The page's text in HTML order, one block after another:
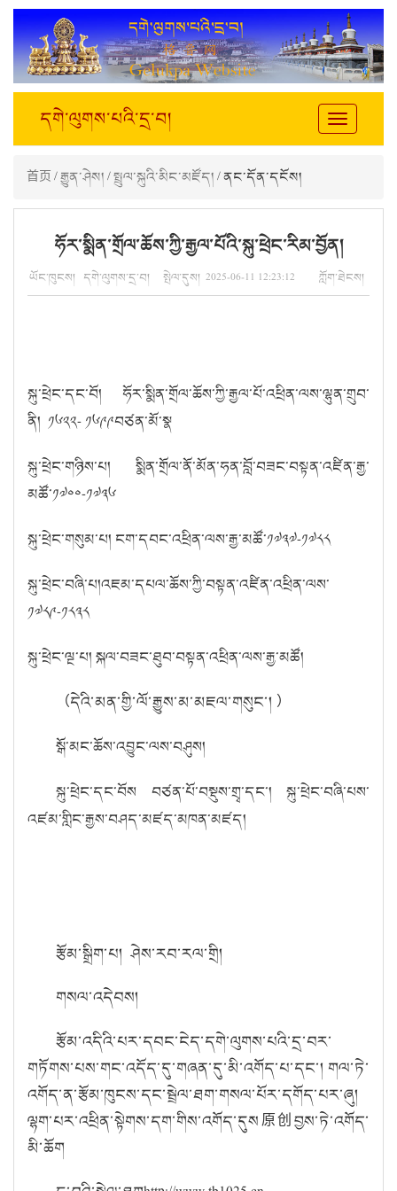
Toggle
navigation
དགེ་ལུགས་པའི་དྲ་བ།
首页/རྒྱུན་ཤེས།/སྤྲུལ་སྐུའི་མིང་མཛོད།/ ནང་དོན་དངོས།
ཧོར་སྨིན་གྲོལ་ཆོས་ཀྱི་རྒྱལ་པོའི་སྐུ་ཕྲེང་རིམ་བྱོན།
ཡོང་ཁུངས། དགེ་ལུགས་དྲ་བ། སྤེལ་དུས། 2025-06-11 12:23:12 ཀློག་ཐེངས།
སྐུ་ཕྲེང་དང་བོ། ཧོར་སྨིན་གྲོལ་ཆོས་ཀྱི་རྒྱལ་པོ་འཕྲིན་ལས་ལྷུན་གྲུབ་
ནི། ༡༦༢༢- ༡༦༩༩བཙན་མོ་སྣ
སྐུ་ཕྲེང་གཉིས་པ། སྨིན་གྲོལ་ནོ་མོན་ཧན་བློ་བཟང་བསྟན་འཛིན་རྒྱ་
མཚོ་༡༧༠༠-༡༧༣༦
སྐུ་ཕྲེང་གསུམ་པ། ངག་དབང་འཕྲིན་ལས་རྒྱ་མཚོ་༡༧༣༧-༡༧༨༨
སྐུ་ཕྲེང་བཞི་པ།འཇམ་དཔལ་ཆོས་ཀྱི་བསྟན་འཛིན་འཕྲིན་ལས་
༡༧༨༩-༡༨༣༨
སྐུ་ཕྲེང་ལྔ་པ། སྐལ་བཟང་ཐུབ་བསྟན་འཕྲིན་ལས་རྒྱ་མཚོ།
（དེའི་མན་གྱི་ལོ་རྒྱུས་མ་མཇལ་གསུང་། ）
སྒོ་མང་ཆོས་འབྱུང་ལས་བཤུས།
སྐུ་ཕྲེང་དང་བོས བཙན་པོ་བསྡུས་གྲྭ་དང་། སྐུ་ཕྲེང་བཞི་པས་
འཛམ་གླིང་རྒྱས་བཤད་མཛད་མཁན་མཛད།
རྩོམ་སྒྲིག་པ། ཤེས་རབ་རལ་གྲི།
གསལ་འདེབས།
རྩོམ་འདིའི་པར་དབང་ངེད་དགེ་ལུགས་པའི་དྲ་བར་
གཏོགས་པས་གང་འདོད་དུ་གཞན་དུ་མི་འགོད་པ་དང་། གལ་ཏེ་
འགོད་ན་རྩོམ་ཁུངས་དང་སྦྲེལ་ཐག་གསལ་པོར་དགོད་པར་ཞུ།
ལྷག་པར་འཕྲིན་སྟེགས་དག་གིས་འགོད་དུས原创བྱས་ཏེ་འགོད་
མི་ཆོག